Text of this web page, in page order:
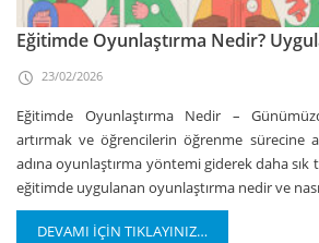
Eğitimde Oyunlaştırma Nedir?
23/02/2026
Eğitimde Oyunlaştırma Nedir –
artırmak ve öğrencilerin öğrenme sürecine
adına oyunlaştırma yöntemi giderek daha
eğitimde uygulanan oyunlaştırma nedir ve
DEVAMI İÇİN TIKLAYINIZ…